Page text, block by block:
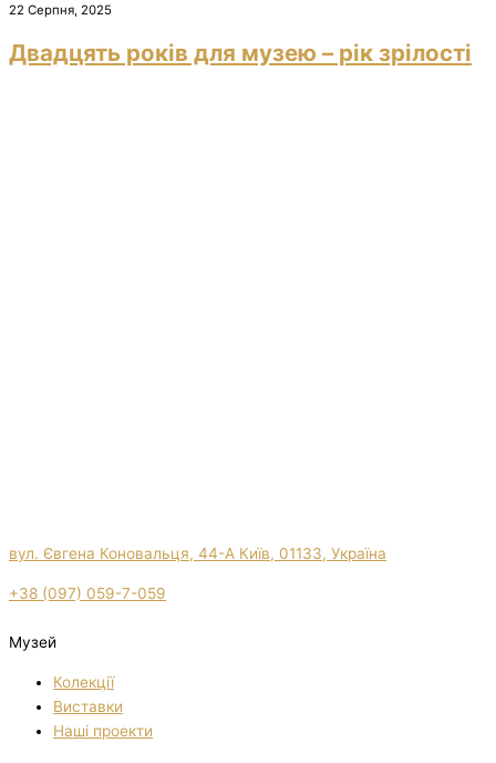
22 Серпня, 2025
Двадцять років для музею – рік зрілості
вул. Євгена Коновальця, 44-А Київ, 01133, Україна
+38 (097) 059-7-059
Музей
Колекції
Виставки
Нашi проекти